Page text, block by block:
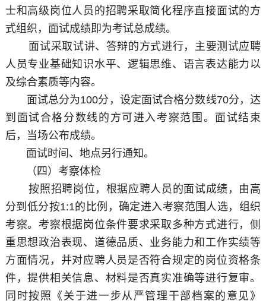
士和高级岗位人员的招聘采取简化程序直接面试的方
式组织，面试成绩即为考试总成绩。
面试采取试讲、答辩的方式进行，主要测试应聘
人员专业基础知识水平、逻辑思维、语言表达能力以
及综合素质等内容。
面试总分为100分，设定面试合格分数线70分，达
到面试合格分数线的方可进入考察范围。面试结束
后，当场公布成绩。
面试时间、地点另行通知。
（四）考察体检
按照招聘岗位，根据应聘人员的面试成绩，由高
分到低分按1:1的比例，确定进入考察范围人选，组织
考察。考察根据岗位条件要求采取多种方式进行，侧
重思想政治表现、道德品质、业务能力和工作实绩等
方面情况，并对应聘人员是否符合规定的岗位资格条
件，提供相关信息、材料是否真实准确等进行复审。
同时按照《关于进一步从严管理干部档案的意见》